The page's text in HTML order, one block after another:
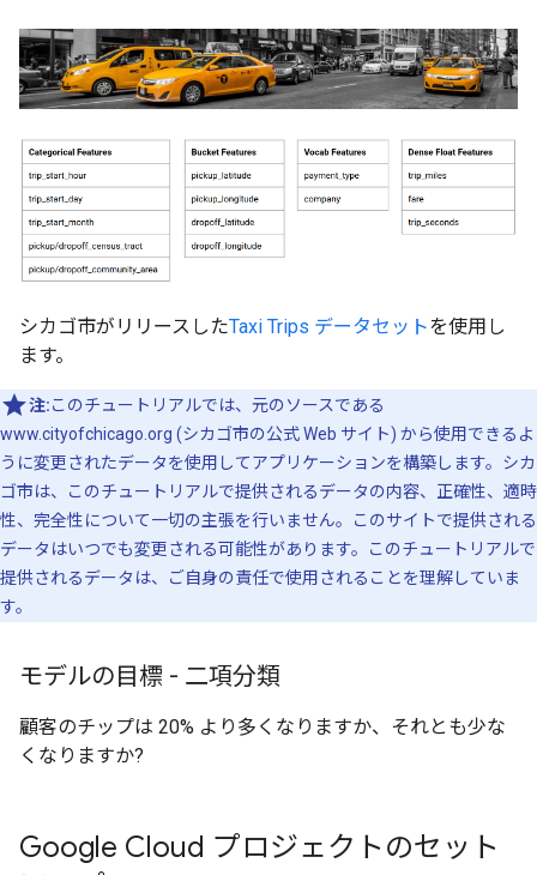
シカゴ市がリリースしたTaxi Trips データセットを使用し
ます。
注:このチュートリアルでは、元のソースである
www.cityofchicago.org (シカゴ市の公式 Web サイト) から使用できるよ
うに変更されたデータを使用してアプリケーションを構築します。シカ
ゴ市は、このチュートリアルで提供されるデータの内容、正確性、適時
性、完全性について一切の主張を行いません。このサイトで提供される
データはいつでも変更される可能性があります。このチュートリアルで
提供されるデータは、ご自身の責任で使用されることを理解していま
す。
モデルの目標 - 二項分類
顧客のチップは 20% より多くなりますか、それとも少な
くなりますか?
Google Cloud プロジェクトのセット